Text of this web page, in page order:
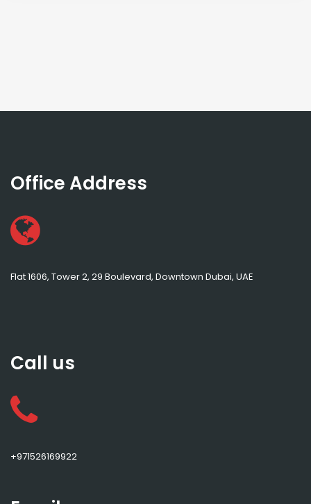
Office Address
Flat 1606, Tower 2, 29 Boulevard, Downtown Dubai, UAE
Call us
+971526169922